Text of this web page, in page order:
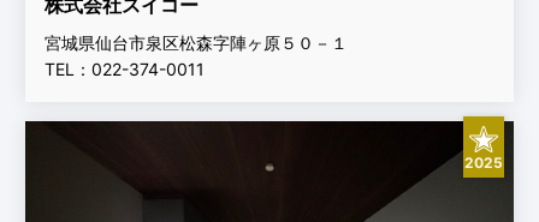
株式会社スイコー
宮城県仙台市泉区松森字陣ヶ原５０－１
TEL：022-374-0011
2025